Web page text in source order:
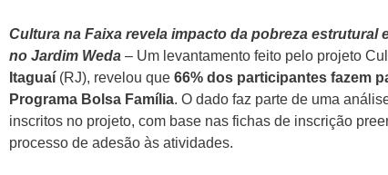
Cultura na Faixa revela impacto da pobreza estrutural
no Jardim Weda – Um levantamento feito pelo projeto
Itaguaí (RJ), revelou que 66% dos participantes fazem
Programa Bolsa Família. O dado faz parte de uma
inscritos no projeto, com base nas fichas de inscrição
processo de adesão às atividades.